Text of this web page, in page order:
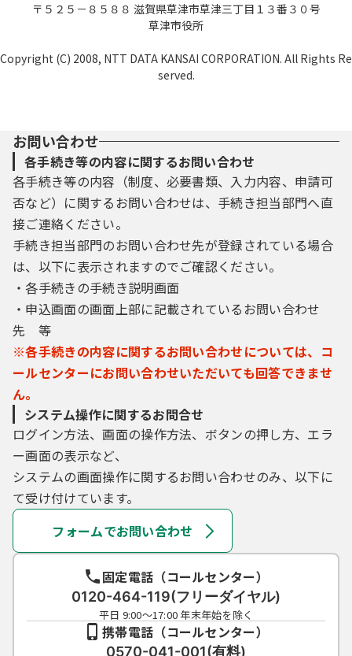
〒５２５－８５８８ 滋賀県草津市草津三丁目１３番３０号
草津市役所
Copyright (C) 2008, NTT DATA KANSAI CORPORATION. All Rights Re
served.
お問い合わせ
各手続き等の内容に関するお問い合わせ
各手続き等の内容（制度、必要書類、入力内容、申請可
否など）に関するお問い合わせは、手続き担当部門へ直
接ご連絡ください。
手続き担当部門のお問い合わせ先が登録されている場合
は、以下に表示されますのでご確認ください。
・各手続きの手続き説明画面
・申込画面の画面上部に記載されているお問い合わせ
先 等
※各手続きの内容に関するお問い合わせについては、コ
ールセンターにお問い合わせいただいても回答できませ
ん。
システム操作に関するお問合せ
ログイン方法、画面の操作方法、ボタンの押し方、エラ
ー画面の表示など、
システムの画面操作に関するお問い合わせのみ、以下に
て受け付けています。
フォームでお問い合わせ
固定電話（コールセンター）
0120-464-119(フリーダイヤル)
平日 9:00～17:00 年末年始を除く
携帯電話（コールセンター）
0570-041-001(有料)